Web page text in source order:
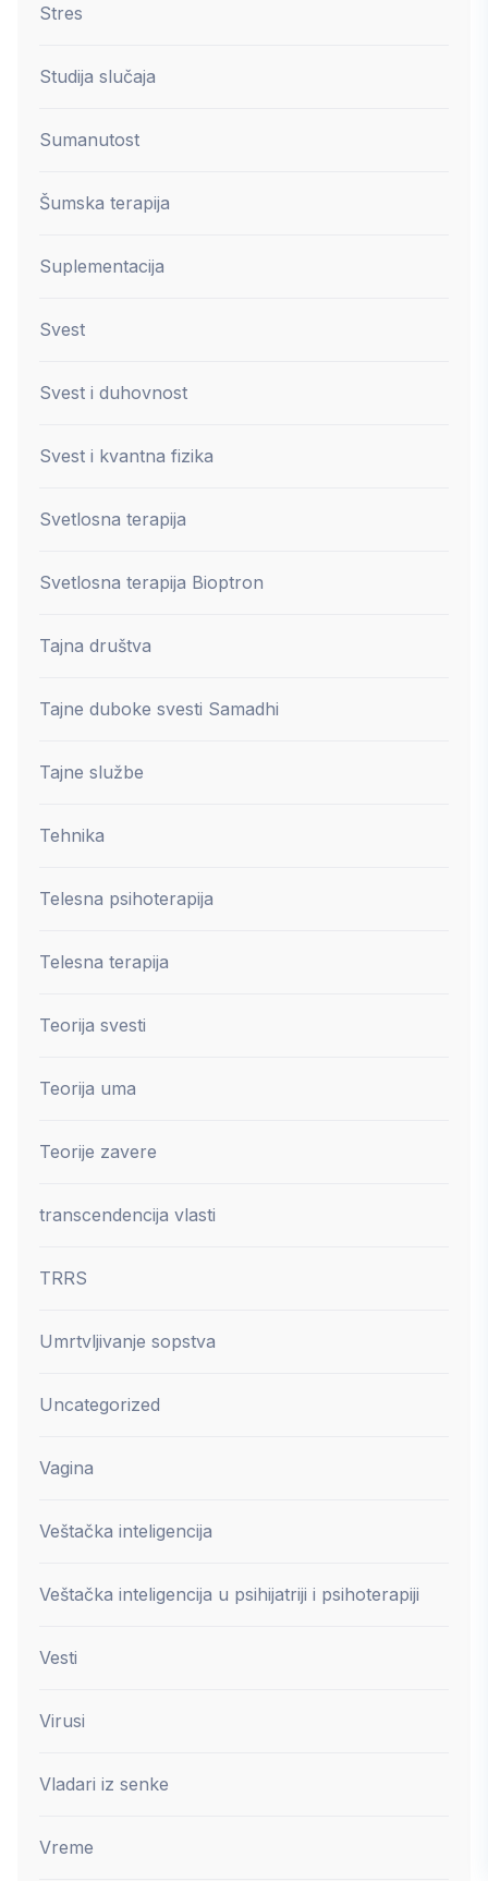
Stres
Studija slučaja
Sumanutost
Šumska terapija
Suplementacija
Svest
Svest i duhovnost
Svest i kvantna fizika
Svetlosna terapija
Svetlosna terapija Bioptron
Tajna društva
Tajne duboke svesti Samadhi
Tajne službe
Tehnika
Telesna psihoterapija
Telesna terapija
Teorija svesti
Teorija uma
Teorije zavere
transcendencija vlasti
TRRS
Umrtvljivanje sopstva
Uncategorized
Vagina
Veštačka inteligencija
Veštačka inteligencija u psihijatriji i psihoterapiji
Vesti
Virusi
Vladari iz senke
Vreme